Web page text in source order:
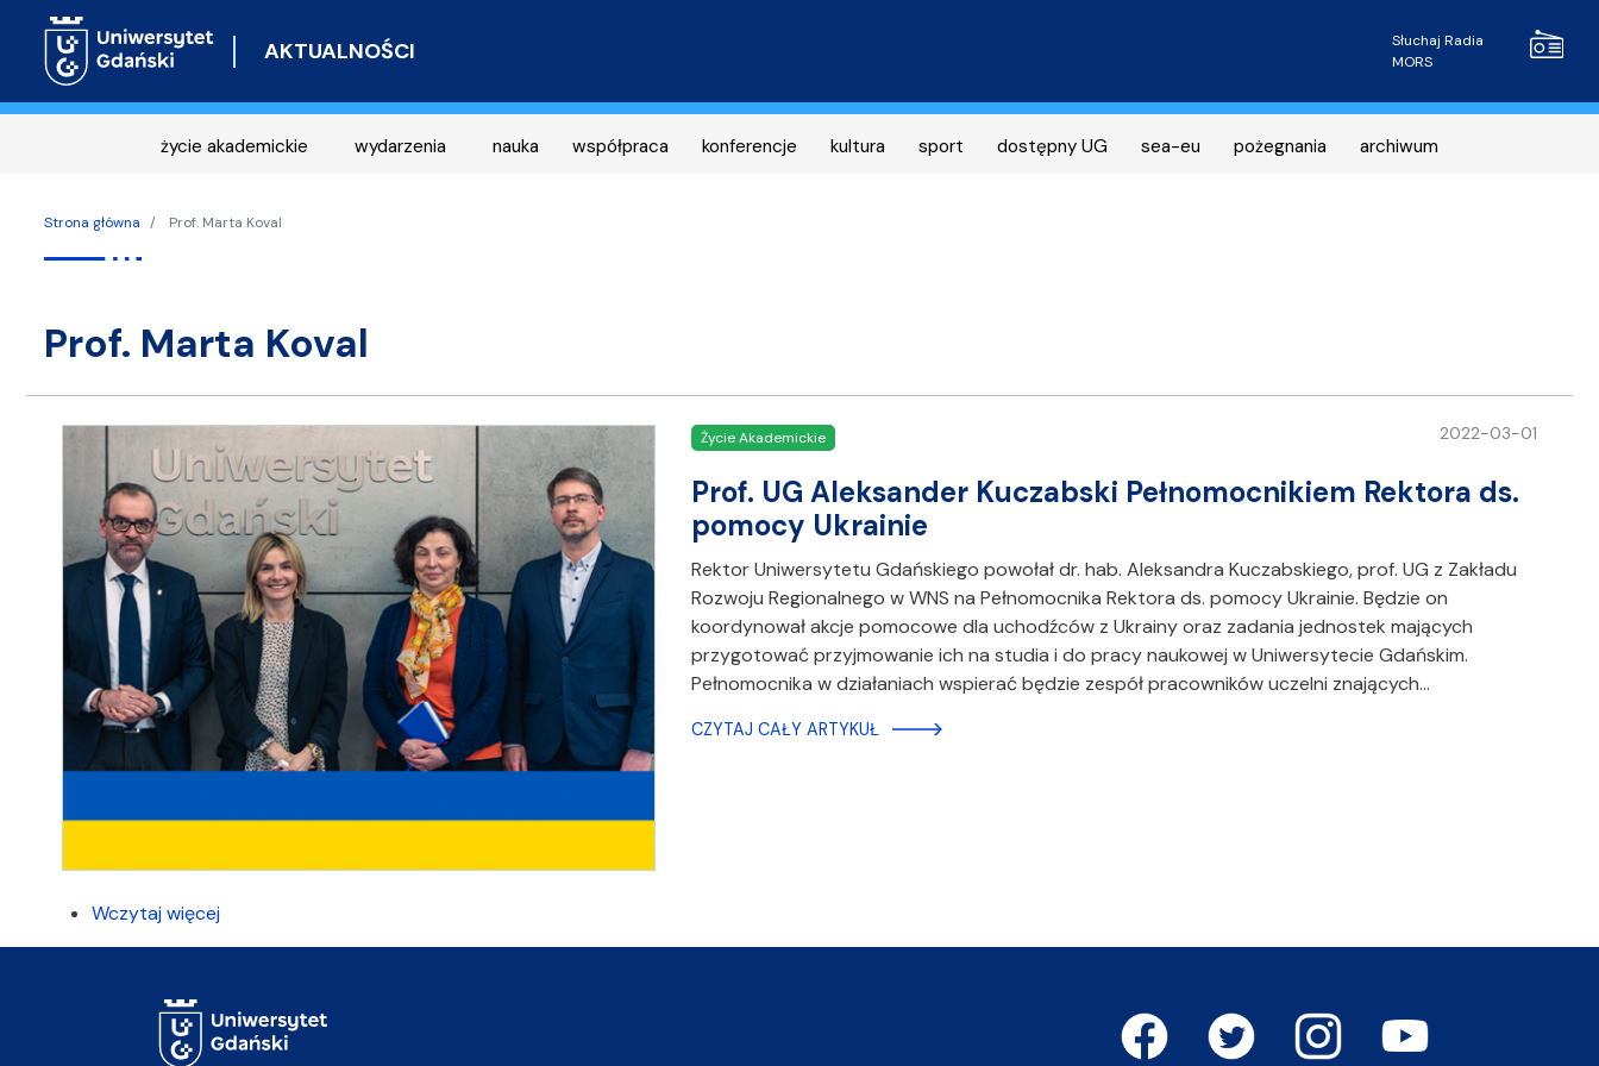
AKTUALNOŚCI Radio
Słuchaj Radia
MORS
życie akademickie wydarzenia nauka współpraca konferencje kultura sport dostępny UG sea-eu pożegnania archiwum
Strona główna Prof. Marta Koval
prof. Marta Koval
Życie Akademickie 2022-03-01
Prof. UG Aleksander Kuczabski Pełnomocnikiem Rektora ds.
pomocy Ukrainie
Rektor Uniwersytetu Gdańskiego powołał dr. hab. Aleksandra Kuczabskiego, prof. UG z Zakładu
Rozwoju Regionalnego w WNS na Pełnomocnika Rektora ds. pomocy Ukrainie. Będzie on
koordynował akcje pomocowe dla uchodźców z Ukrainy oraz zadania jednostek mających
przygotować przyjmowanie ich na studia i do pracy naukowej w Uniwersytecie Gdańskim.
Pełnomocnika w działaniach wspierać będzie zespół pracowników uczelni znających…
CZYTAJ CAŁY ARTYKUŁ
Wczytaj więcej